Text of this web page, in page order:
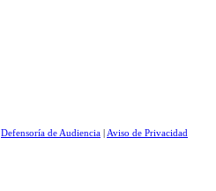
Defensoría de Audiencia | Aviso de Privacidad